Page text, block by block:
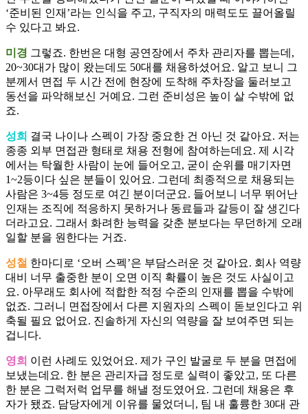
‘준비된 인재’라는 인식을 주고, 구직자의 매력도도 끌어올릴
수 있다고 봐요.
미경 그렇죠. 한번은 대형 공연장에서 주차 관리자를 뽑는데,
20~30대가 많이 왔는데도 50대를 채용하셨어요. 알고 보니 그
분께서 면접 두 시간 전에 현장에 도착해 주차장을 둘러보고
동선을 파악해보신 거예요. 그런 준비성은 높이 살 수밖에 없
죠.
성희 결국 나이나 스펙이 가장 중요한 건 아닌 것 같아요. 저는
종종 외부 면접관 형태로 채용 전형에 참여하는데요. 제 시각
에서는 탁월한 사람이 눈에 들어오고, 굳이 순위를 매기자면
1~2등이다 싶은 분들이 있어요. 그런데 최종적으로 채용되는
사람은 3~4등 정도로 여긴 분이더군요. 들어보니 너무 뛰어난
인재는 조직에 적응하지 못하거나 동료들과 갈등이 잘 생긴다
더라고요. 그래서 화려한 능력을 갖춘 분보다는 무던하게 오래
일할 분을 원한다는 거죠.
성철 한마디로 ‘오버 스펙’은 부담스러운 것 같아요. 회사 역량
대비 너무 출중한 분이 오면 이직 확률이 높은 것도 사실이고
요. 아무래도 회사에 적합한 적정 수준의 인재를 뽑을 수밖에
없죠. 그러니 면접장에서 다른 지원자의 스펙이 돋보인다고 위
축될 필요 없어요. 진솔하게 자신의 역량을 잘 보여주면 되는
겁니다.
영희 이런 사례도 있었어요. 제가 구인 발굴로 두 분을 면접에
보냈는데요. 한 분은 관리자급 정도로 실력이 좋았고, 또 다른
한 분은 그럭저럭 업무를 해낼 정도였어요. 그런데 채용은 후
자가 됐죠. 담당자에게 이유를 물었더니, 팀 내 훌륭한 30대 관